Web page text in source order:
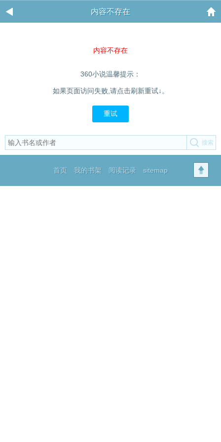
内容不存在
内容不存在
360小说温馨提示：
如果页面访问失败,请点击刷新重试↓。
重试
首页 我的书架 阅读记录 sitemap